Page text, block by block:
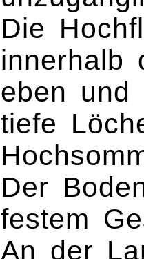
Die
innerhalb
eben und
tiefe
Der
festem
An der